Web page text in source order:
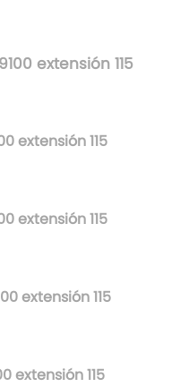
extensión 115
extensión 115
extensión 115
extensión 115
extensión 115